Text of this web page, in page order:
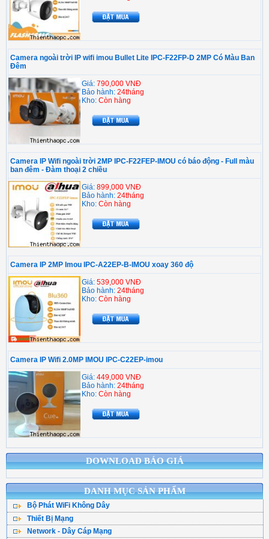
DOWNLOAD BÁO GIÁ
DANH MỤC SẢN PHẨM
Bộ Phát WiFi Không Dây
Bộ Phát WiFi TPLink
WiFi Tenda - DLink
Thiết Bị Mạng
WiFi Mesh
Network - Dây Cáp Mạng
Camera ngoài trời IP wifi imou Bullet Lite IPC-F22FP-D 2MP Có Màu Ban
Đêm
Giá: 790,000 VNĐ
Bảo hành: 24tháng
Kho: Còn hàng
Camera IP Wifi ngoài trời 2MP IPC-F22FEP-IMOU có báo động - Full màu
ban đêm - Đàm thoại 2 chiều
Giá: 899,000 VNĐ
Bảo hành: 24tháng
Kho: Còn hàng
Camera IP 2MP Imou IPC-A22EP-B-IMOU xoay 360 độ
Giá: 539,000 VNĐ
Bảo hành: 24tháng
Kho: Còn hàng
Camera IP Wifi 2.0MP IMOU IPC-C22EP-imou
Giá: 449,000 VNĐ
Bảo hành: 24tháng
Kho: Còn hàng